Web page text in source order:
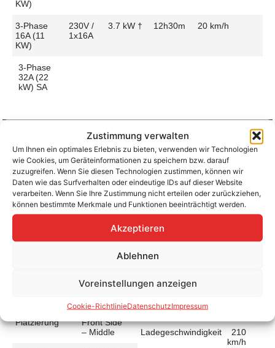
Zustimmung verwalten
Um Ihnen ein optimales Erlebnis zu bieten, verwenden wir Technologien
wie Cookies, um Geräteinformationen zu speichern bzw. darauf
zuzugreifen. Wenn Sie diesen Technologien zustimmen, können wir
Daten wie das Surfverhalten oder eindeutige IDs auf dieser Website
verarbeiten. Wenn Sie Ihre Zustimmung nicht erteilen oder zurückziehen,
können bestimmte Merkmale und Funktionen beeinträchtigt werden.
Akzeptieren
Ablehnen
Voreinstellungen anzeigen
Cookie-RichtlinieDatenschutzImpressum
KW)
3-Phase
16A (11
KW)
230V /
1x16A
3.7 kW † 12h30m 20 km/h
3-Phase
32A (22
kW) SA
Aufladen zu Hause / am Fahrtziel
Ladeanschluss Type 2
Platzierung
Front Side
– Middle
Ladezeit (0-
>490 Km)
6h30m
Ladegeschwindigkeit38 km/h
Schnellladen
Platzierung
Front Side
– Middle
>392 Km)
Ladegeschwindigkeit
210
km/h